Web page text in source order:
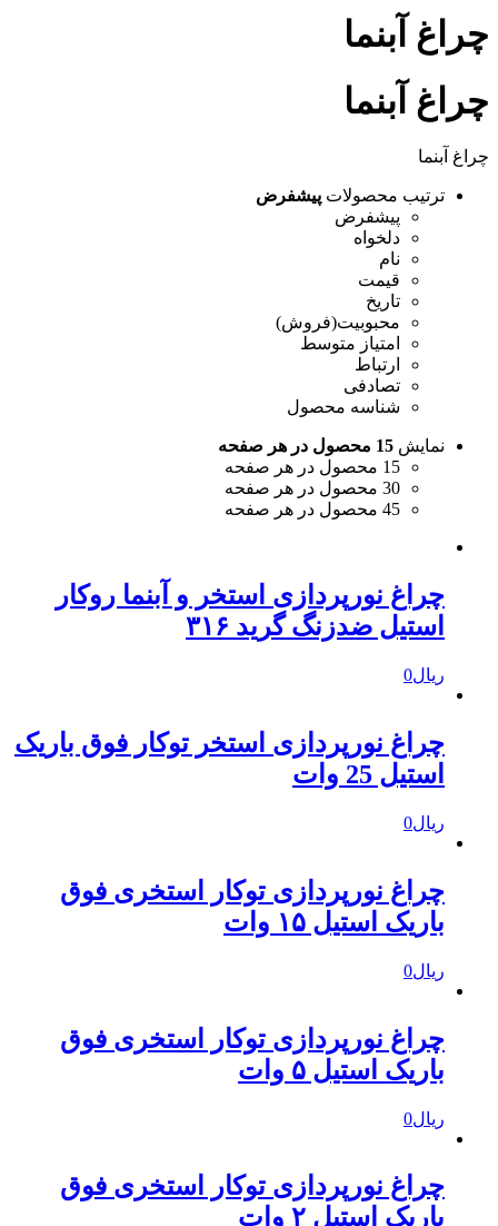
چراغ آبنما
چراغ آبنما
چراغ آبنما
ترتیب محصولات پیشفرض
پیشفرض
دلخواه
نام
قیمت
تاریخ
محبوبیت(فروش)
امتیاز متوسط
ارتباط
تصادفی
شناسه محصول
نمایش 15 محصول در هر صفحه
15 محصول در هر صفحه
30 محصول در هر صفحه
45 محصول در هر صفحه
چراغ نورپردازی استخر و آبنما روکار
استیل ضدزنگ گرید ۳۱۶
ریال0
چراغ نورپردازی استخر توکار فوق باریک
استیل 25 وات
ریال0
چراغ نورپردازی توکار استخری فوق
باریک استیل ۱۵ وات
ریال0
چراغ نورپردازی توکار استخری فوق
باریک استیل ۵ وات
ریال0
چراغ نورپردازی توکار استخری فوق
باریک استیل ۲ وات